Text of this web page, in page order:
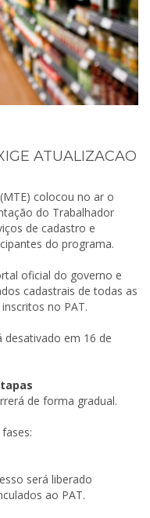
ATUALIZACAO
colocou no ar o
do Trabalhador
de cadastro e
do programa.
oficial do governo e
cadastrais de todas as
no PAT.
desativado em 16 de
de forma gradual.
será liberado
ao PAT.